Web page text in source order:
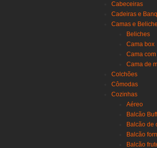
Cabeceiras
Cadeiras e
Camas e
Beliches
Cama box
Cama
Cama de
Colchões
Cômodas
Cozinhas
Aéreo
Balcão
Balcão de
Balcão
Balcão